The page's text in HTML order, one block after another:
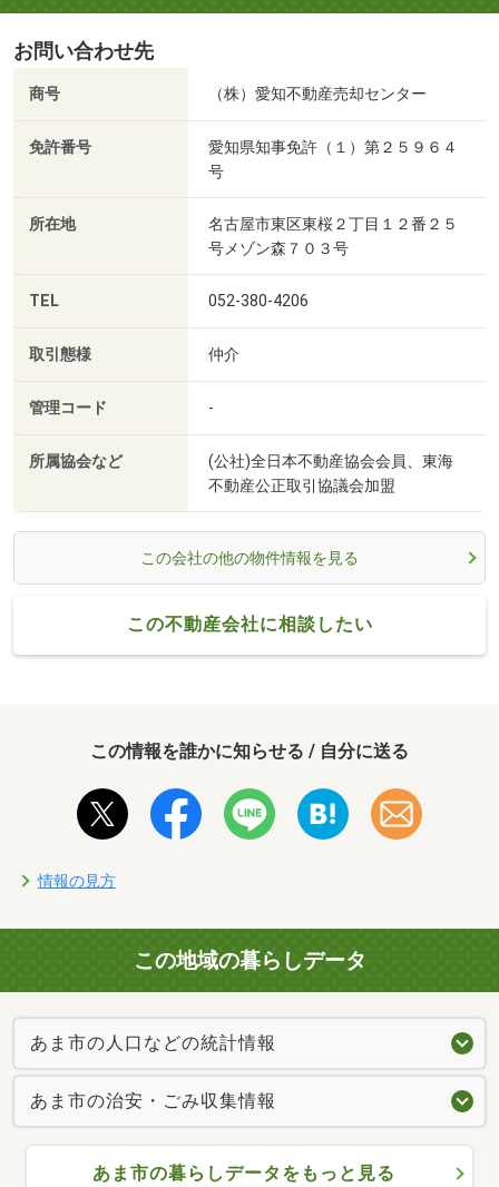
お問い合わせ先
商号 （株）愛知不動産売却センター
免許番号
愛知県知事免許（１）第２５９６４
号
所在地
名古屋市東区東桜２丁目１２番２５
号メゾン森７０３号
TEL 052-380-4206
取引態様 仲介
管理コード -
所属協会など
(公社)全日本不動産協会会員、東海
不動産公正取引協議会加盟
この会社の他の物件情報を見る
この不動産会社に相談したい
この情報を誰かに知らせる / 自分に送る
情報の見方
この地域の暮らしデータ
あま市の人口などの統計情報
あま市の治安・ごみ収集情報
あま市の暮らしデータをもっと見る